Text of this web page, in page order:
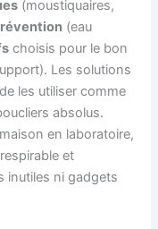
(moustiquaires,
(eau
choisis pour le bon
Les solutions
les utiliser comme
absolus.
en laboratoire,
et
inutiles ni gadgets